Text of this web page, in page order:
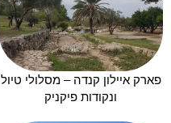
פארק איילון קנדה – מסלולי טיול
ונקודות פיקניק